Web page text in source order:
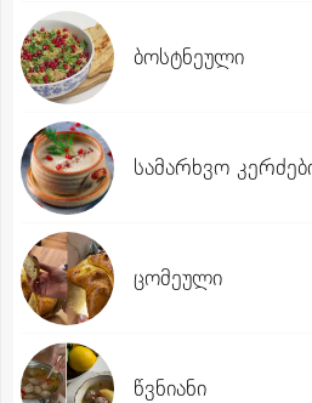
ბოსტნეული
სამარხვო
ცომეული
წვნიანი